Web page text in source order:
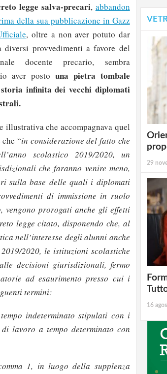
legge salva-precari, abbandon
della sua pubblicazione in Gazz
, oltre a non aver potuto dar
diversi provvedimenti a favore del
docente precario, sembra
aver posto una pietra tombale
infinita dei vecchi diplomati
illustrativa che accompagnava quel
“in considerazione del fatto che
scolastico 2019/2020, un
che faranno venire meno,
sulla base delle quali i diplomati
di immissione in ruolo
vengono prorogati anche gli effetti
legge citato, disponendo che, al
nell’interesse degli alunni anche
2020, le istituzioni scolastiche
decisioni giurisdizionali, fermo
ad esaurimento presso cui i
termini:
indeterminato stipulati con i
lavoro a tempo determinato con
1, in luogo della supplenza
29
16